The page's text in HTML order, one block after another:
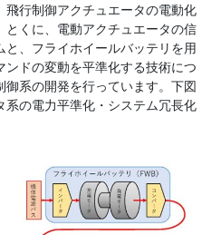
飛行制御アクチュエータの電動化
とくに、電動アクチュエータの信
、フライホイールバッテリを用
ンドの変動を平準化する技術につ
系の開発を行っています。下図
系の電力平準化・システム冗長化